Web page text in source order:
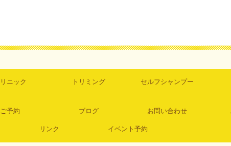
ニック トリミング セルフシャンプー
ご予約 ブログ お問い合わせ
リンク イベント予約